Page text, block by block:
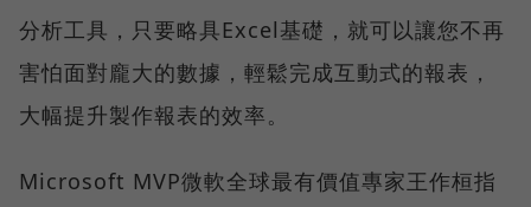
分析工具，只要略具Excel基礎，就可以讓您不再
害怕面對龐大的數據，輕鬆完成互動式的報表，
大幅提升製作報表的效率。
Microsoft MVP微軟全球最有價值專家王作桓指